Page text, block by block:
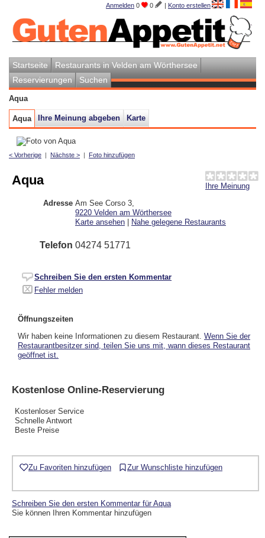
Anmelden 0 0 | Konto erstellen
Startseite
Restaurants in Velden am Wörthersee
Reservierungen
Suchen
Aqua
Aqua Ihre Meinung abgeben Karte
< Vorherige | Nächste > | Foto hinzufügen
Ihre Meinung
Aqua
Adresse Am See Corso 3
9220 Velden am Wörthersee
Karte ansehen | Nahe gelegene Restaurants
Telefon 04274 51771
Schreiben Sie den ersten Kommentar
Fehler melden
Öffnungszeiten
Wir haben keine Informationen zu diesem Restaurant. Wenn Sie der
Restaurantbesitzer sind, teilen Sie uns mit, wann dieses Restaurant
geöffnet ist.
Kostenlose Online-Reservierung
Kostenloser Service
Schnelle Antwort
Beste Preise
Zu Favoriten hinzufügen Zur Wunschliste hinzufügen
Schreiben Sie den ersten Kommentar für Aqua
Sie können Ihren Kommentar hinzufügen